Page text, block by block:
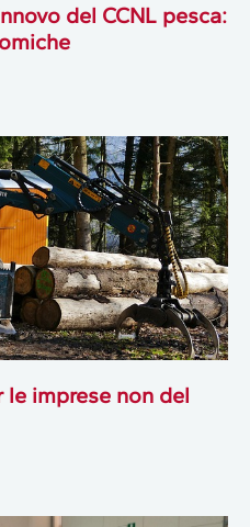
del CCNL pesca:
le imprese non del